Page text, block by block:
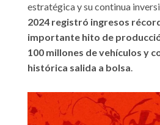
estratégica y su continua
2024 registró ingresos
importante hito de
100 millones de vehículos y
histórica salida a bolsa.